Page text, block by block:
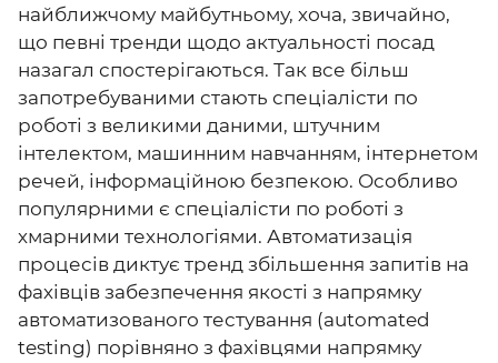
найближчому майбутньому, хоча, звичайно,
що певні тренди щодо актуальності посад
назагал спостерігаються. Так все більш
запотребуваними стають спеціалісти по
роботі з великими даними, штучним
інтелектом, машинним навчанням, інтернетом
речей, інформаційною безпекою. Особливо
популярними є спеціалісти по роботі з
хмарними технологіями. Автоматизація
процесів диктує тренд збільшення запитів на
фахівців забезпечення якості з напрямку
автоматизованого тестування (automated
testing) порівняно з фахівцями напрямку